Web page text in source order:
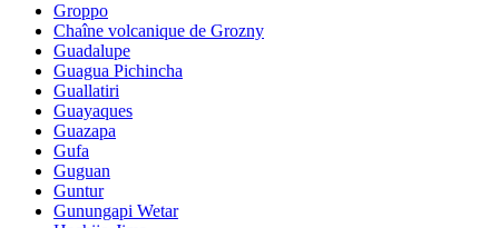
Groppo
Chaîne volcanique de Grozny
Guadalupe
Guagua Pichincha
Guallatiri
Guayaques
Guazapa
Gufa
Guguan
Guntur
Gunungapi Wetar